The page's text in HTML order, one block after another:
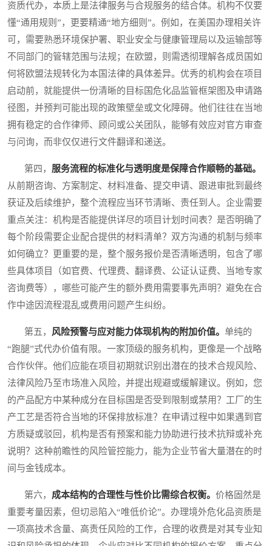
资质代办，本质上是法律服务与合规服务的结合体。机构不仅要
懂“通用规则”，更要精通“地方细则”。例如，在美国办理相关许
可，需要熟悉环境保护署、职业安全与健康管理局以及运输部等
不同部门的管辖范围与法规；在欧盟，则需透彻理解各成员国如
何将欧盟法规转化为本国法律的具体差异。优秀的机构会在项目
启动前，就能提供一份清晰的目标国危化品监管框架图及申请路
径图，并预判可能出现的政策壁垒或文化障碍。他们往往在当地
拥有稳定的合作律师、顾问或公关团队，能够有效应对官方审查
与问询，而非仅仅进行文件翻译和递送。
第四， 服务流程的标准化与透明度是保障合作顺畅的基础。
从前期咨询、方案制定、材料准备、提交申请、跟进审批到最终
获证及后续维护，整个流程应当环节清晰、责任到人。企业需要
重点关注：机构是否能提供详尽的项目计划时间表？是否明确了
每个阶段需要企业配合提供的材料清单？双方沟通的机制与频率
如何确立？更重要的是，整个服务报价是否清晰透明，包含了哪
些具体项目（如官费、代理费、翻译费、公证认证费、当地专家
咨询费等），哪些可能产生的额外费用需要事先声明？避免在合
作中途因流程混乱或费用问题产生纠纷。
第五， 风险预警与应对能力体现机构的附加价值。 单纯的
“跑腿”式代办价值有限。一家顶级的服务机构，更像是一个战略
合作伙伴。他们应能在项目初期就识别出潜在的技术合规风险、
法律风险乃至市场准入风险，并提出规避或缓解建议。例如，您
的产品配方中某种成分在目标国是否受到限制或禁用？工厂的生
产工艺是否符合当地的环保排放标准？在申请过程中如果遇到官
方质疑或驳回，机构是否有预案和能力协助进行技术抗辩或补充
说明？这种前瞻性的风险管控能力，能为企业节省大量潜在的时
间与金钱成本。
第六， 成本结构的合理性与性价比需综合权衡。 价格固然是
重要考量因素，但切忌陷入“唯低价论”。办理境外危化品资质是
一项高技术含量、高责任风险的工作，合理的收费是对其专业知